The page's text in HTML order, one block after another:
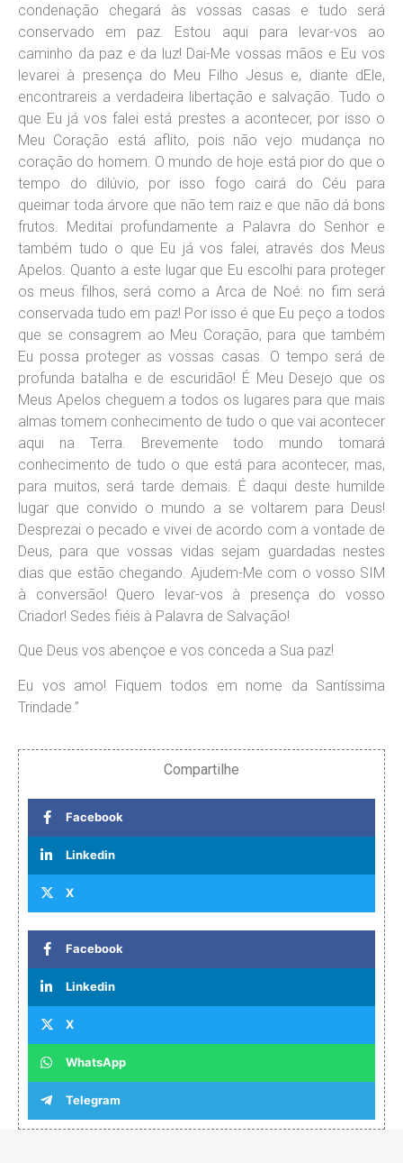
condenação chegará às vossas casas e tudo será
conservado em paz. Estou aqui para levar-vos ao
caminho da paz e da luz! Dai-Me vossas mãos e Eu vos
levarei à presença do Meu Filho Jesus e, diante dEle,
encontrareis a verdadeira libertação e salvação. Tudo o
que Eu já vos falei está prestes a acontecer, por isso o
Meu Coração está aflito, pois não vejo mudança no
coração do homem. O mundo de hoje está pior do que o
tempo do dilúvio, por isso fogo cairá do Céu para
queimar toda árvore que não tem raiz e que não dá bons
frutos. Meditai profundamente a Palavra do Senhor e
também tudo o que Eu já vos falei, através dos Meus
Apelos. Quanto a este lugar que Eu escolhi para proteger
os meus filhos, será como a Arca de Noé: no fim será
conservada tudo em paz! Por isso é que Eu peço a todos
que se consagrem ao Meu Coração, para que também
Eu possa proteger as vossas casas. O tempo será de
profunda batalha e de escuridão! É Meu Desejo que os
Meus Apelos cheguem a todos os lugares para que mais
almas tomem conhecimento de tudo o que vai acontecer
aqui na Terra. Brevemente todo mundo tomará
conhecimento de tudo o que está para acontecer, mas,
para muitos, será tarde demais. É daqui deste humilde
lugar que convido o mundo a se voltarem para Deus!
Desprezai o pecado e vivei de acordo com a vontade de
Deus, para que vossas vidas sejam guardadas nestes
dias que estão chegando. Ajudem-Me com o vosso SIM
à conversão! Quero levar-vos à presença do vosso
Criador! Sedes fiéis à Palavra de Salvação!
Que Deus vos abençoe e vos conceda a Sua paz!
Eu vos amo! Fiquem todos em nome da Santíssima
Trindade.”
Compartilhe
Facebook
Linkedin
X
Facebook
Linkedin
X
WhatsApp
Telegram